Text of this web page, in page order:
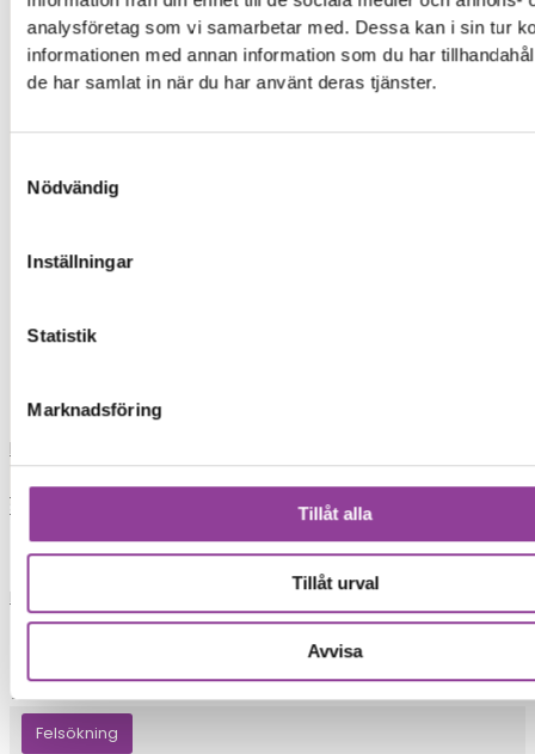
analysföretag som vi samarbetar med. Dessa kan i sin tur
informationen med annan information som du har
de har samlat in när du har använt deras tjänster.
Nödvändig
Inställningar
Statistik
Marknadsföring
Tillåt alla
Tillåt urval
Avvisa
ip
iph
xia
xiaomi
iphon
iphone 13
Load More
0,00kr0Varukorg
Felsökning